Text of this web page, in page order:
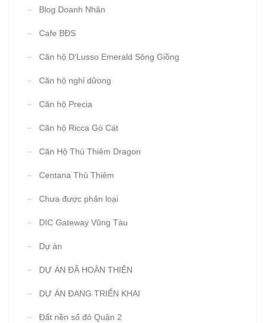
Blog Doanh Nhân
Cafe BĐS
Căn hộ D'Lusso Emerald Sông Giồng
Căn hộ nghỉ dữong
Căn hộ Precia
Căn hộ Ricca Gò Cát
Căn Hộ Thủ Thiêm Dragon
Centana Thủ Thiêm
Chưa được phân loại
DIC Gateway Vũng Tàu
Dự án
DỰ ÁN ĐÃ HOÀN THIỆN
DỰ ÁN ĐANG TRIỂN KHAI
Đất nền sổ đỏ Quận 2